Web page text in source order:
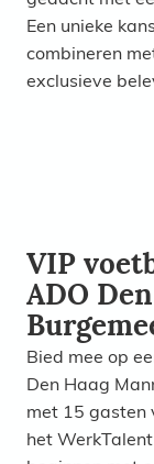
Een unieke
combineren
exclusieve
VIP
ADO
Bied mee op
Den Haag
met 15 gasten
het